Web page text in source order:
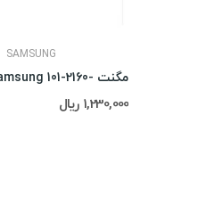
SAMSUNG
مگنت -2160-Samsung 101
1,230,000 ریال